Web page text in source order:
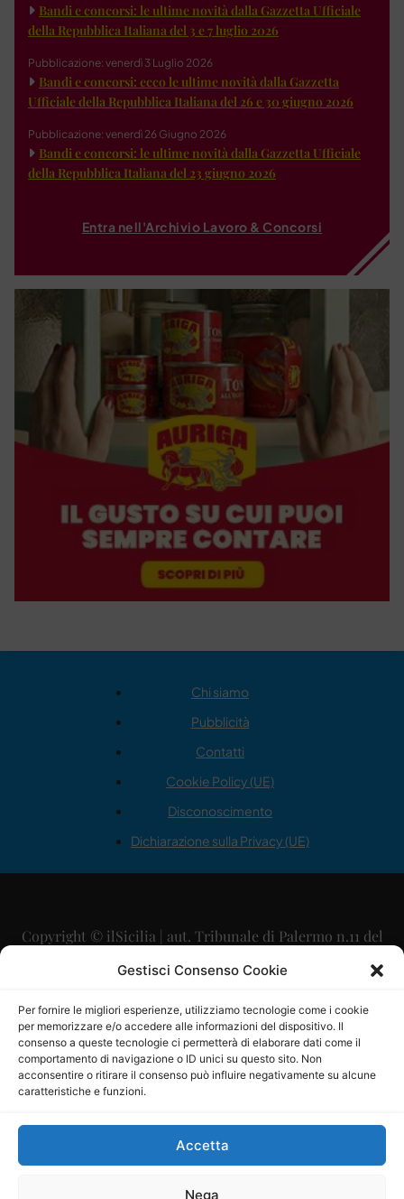
Gestisci Consenso Cookie
Per fornire le migliori esperienze, utilizziamo tecnologie come i cookie
per memorizzare e/o accedere alle informazioni del dispositivo. Il
consenso a queste tecnologie ci permetterà di elaborare dati come il
comportamento di navigazione o ID unici su questo sito. Non
acconsentire o ritirare il consenso può influire negativamente su alcune
caratteristiche e funzioni.
Accetta
Nega
Bandi e concorsi: le ultime novità dalla Gazzetta Ufficiale
della Repubblica Italiana del 3 e 7 luglio 2026
Pubblicazione: venerdì 3 Luglio 2026
Bandi e concorsi: ecco le ultime novità dalla Gazzetta
Ufficiale della Repubblica Italiana del 26 e 30 giugno 2026
Pubblicazione: venerdì 26 Giugno 2026
Bandi e concorsi: le ultime novità dalla Gazzetta Ufficiale
della Repubblica Italiana del 23 giugno 2026
Entra nell'Archivio Lavoro & Concorsi
Chi siamo
Pubblicità
Contatti
Cookie Policy (UE)
Disconoscimento
Dichiarazione sulla Privacy (UE)
Copyright © ilSicilia | aut. Tribunale di Palermo n.11 del
29/09/2015
Direttore Editoriale: Maurizio Scaglione
Direttore Responsabile: Maria Calabrese
P.IVA: 06334930820
Mercurio Comunicazione Società Cooperativa a r.l. è
iscritta al Registro degli Operatori di Comunicazione al